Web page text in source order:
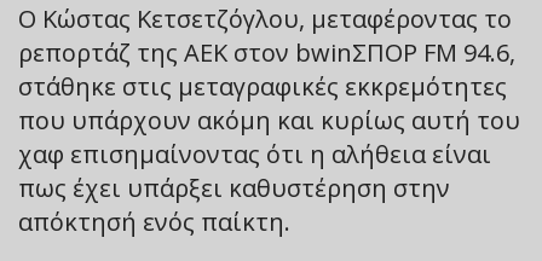
Ο Κώστας Κετσετζόγλου, μεταφέροντας το
ρεπορτάζ της ΑΕΚ στον bwinΣΠΟΡ FM 94.6,
στάθηκε στις μεταγραφικές εκκρεμότητες
που υπάρχουν ακόμη και κυρίως αυτή του
χαφ επισημαίνοντας ότι η αλήθεια είναι
πως έχει υπάρξει καθυστέρηση στην
απόκτησή ενός παίκτη.